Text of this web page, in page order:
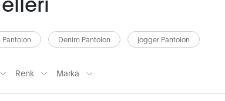
Pantolon Denim Pantolon jogger Pantolon
Renk Marka